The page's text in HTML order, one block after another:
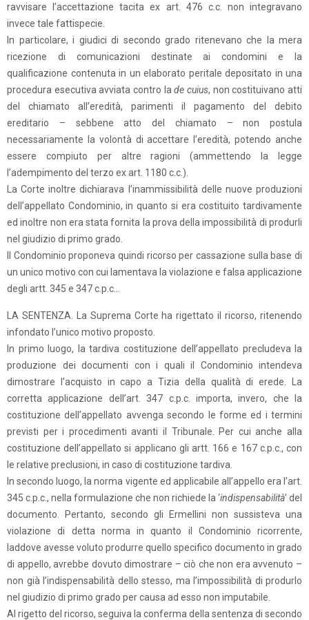
ravvisare l’accettazione tacita ex art. 476 c.c. non integravano
invece tale fattispecie.
In particolare, i giudici di secondo grado ritenevano che la mera
ricezione di comunicazioni destinate ai condomini e la
qualificazione contenuta in un elaborato peritale depositato in una
procedura esecutiva avviata contro lade cuius, non costituivano atti
del chiamato all’eredità, parimenti il pagamento del debito
ereditario – sebbene atto del chiamato – non postula
necessariamente la volontà di accettare l’eredità, potendo anche
essere compiuto per altre ragioni (ammettendo la legge
l’adempimento del terzo ex art. 1180 c.c.).
La Corte inoltre dichiarava l’inammissibilità delle nuove produzioni
dell’appellato Condominio, in quanto si era costituito tardivamente
ed inoltre non era stata fornita la prova della impossibilità di produrli
nel giudizio di primo grado.
Il Condominio proponeva quindi ricorso per cassazione sulla base di
un unico motivo con cui lamentava la violazione e falsa applicazione
degli artt. 345 e 347 c.p.c…
LA SENTENZA. La Suprema Corte ha rigettato il ricorso, ritenendo
infondato l’unico motivo proposto.
In primo luogo, la tardiva costituzione dell’appellato precludeva la
produzione dei documenti con i quali il Condominio intendeva
dimostrare l’acquisto in capo a Tizia della qualità di erede. La
corretta applicazione dell’art. 347 c.p.c. importa, invero, che la
costituzione dell’appellato avvenga secondo le forme ed i termini
previsti per i procedimenti avanti il Tribunale. Per cui anche alla
costituzione dell’appellato si applicano gli artt. 166 e 167 c.p.c., con
le relative preclusioni, in caso di costituzione tardiva.
In secondo luogo, la norma vigente ed applicabile all’appello era l’art.
345 c.p.c., nella formulazione che non richiede la ‘indispensabilità’ del
documento. Pertanto, secondo gli Ermellini non sussisteva una
violazione di detta norma in quanto il Condominio ricorrente,
laddove avesse voluto produrre quello specifico documento in grado
di appello, avrebbe dovuto dimostrare – ciò che non era avvenuto –
non già l’indispensabilità dello stesso, ma l’impossibilità di produrlo
nel giudizio di primo grado per causa ad esso non imputabile.
Al rigetto del ricorso, seguiva la conferma della sentenza di secondo